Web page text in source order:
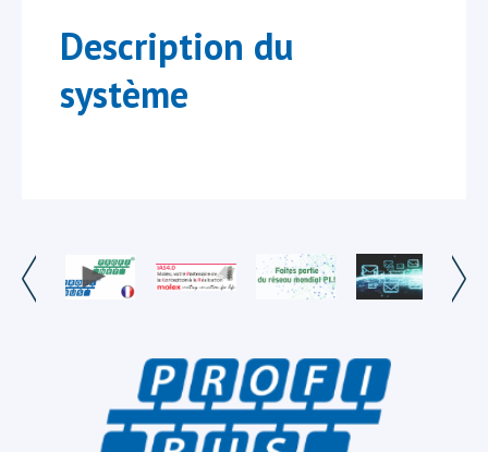
Description du
système